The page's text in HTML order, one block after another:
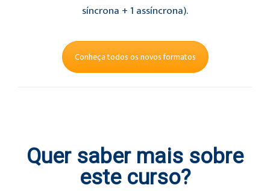
síncrona + 1 assíncrona).
Conheça todos os novos formatos
Quer saber mais sobre
este curso?